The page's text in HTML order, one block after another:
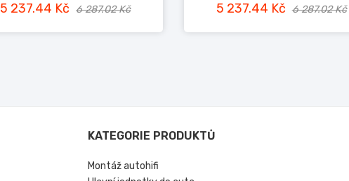
5 237.44 Kč 6 287.02 Kč 5 237.44 Kč 6 287.02 Kč
KATEGORIE PRODUKTŮ
Montáž autohifi